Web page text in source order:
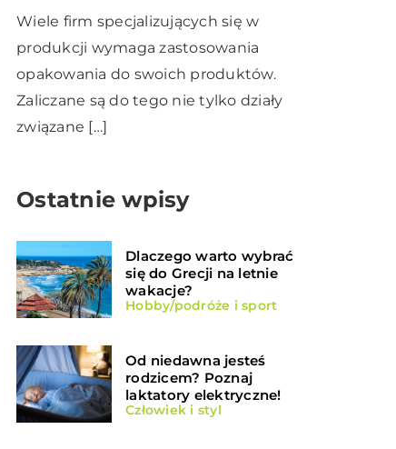
Wiele firm specjalizujących się w
produkcji wymaga zastosowania
opakowania do swoich produktów.
Zaliczane są do tego nie tylko działy
związane […]
Ostatnie wpisy
Dlaczego warto wybrać
się do Grecji na letnie
wakacje?
Hobby/podróże i sport
Od niedawna jesteś
rodzicem? Poznaj
laktatory elektryczne!
Człowiek i styl